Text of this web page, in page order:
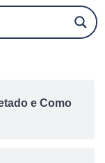
e Como